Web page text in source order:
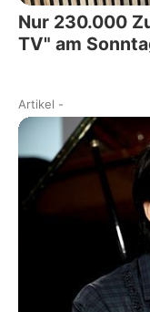
Nur 230.000
TV" am
Artikel -